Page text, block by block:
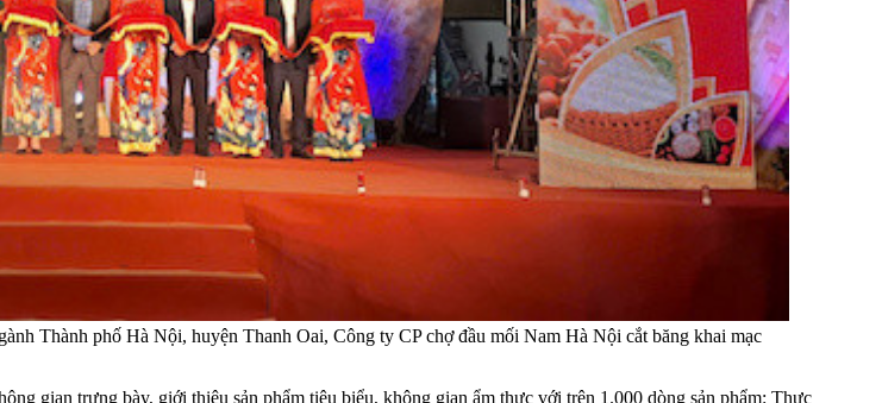
Thành phố Hà Nội, huyện Thanh Oai, Công ty CP chợ đầu mối Nam Hà Nội cắt băng khai mạc
gian trưng bày, giới thiệu sản phẩm tiêu biểu, không gian ẩm thực với trên 1.000 dòng sản phẩm: Thực